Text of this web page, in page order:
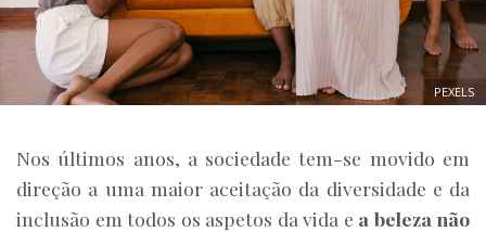
PEXELS
Nos últimos anos, a sociedade tem-se movido em
direção a uma maior aceitação da diversidade e da
inclusão em todos os aspetos da vida e a beleza não